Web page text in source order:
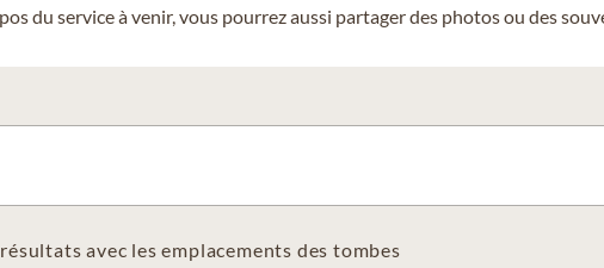
du service à venir, vous pourrez aussi partager des photos ou des
avec les emplacements des tombes